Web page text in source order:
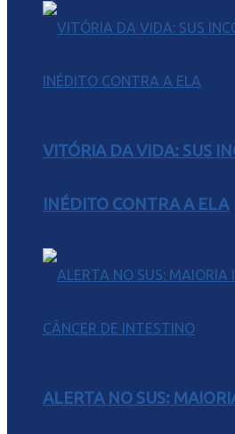
VITÓRIA DA VIDA: SUS
INÉDITO CONTRA A ELA
ALERTA NO SUS: